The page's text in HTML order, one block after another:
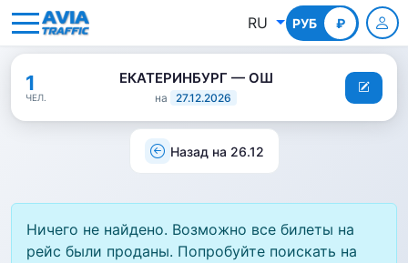
RU РУБ ₽
КГС
1
ЧЕЛ.
ЕКАТЕРИНБУРГ — ОШ
на 27.12.2026
Назад на 26.12
Ничего не найдено. Возможно все билеты на
рейс были проданы. Попробуйте поискать на